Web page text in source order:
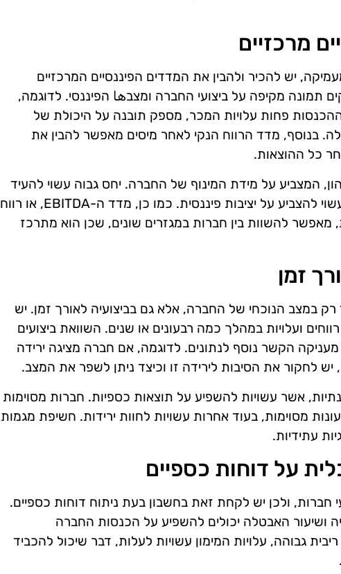
מרכזיים
יש להכיר ולהבין את המדדים הפיננסיים המרכזיים
תמונה מקיפה על ביצועי החברה ומצבها הפיננסי. לדוגמה,
פחות עלויות המכר, מספק תובנה על היכולת של
בנוסף, מדד הרווח הנקי לאחר מיסים מאפשר להבין את
כל ההוצאות.
המצביע על מידת המינוף של החברה. יחס גבוה עשוי להעיד
על סיכון גבוה, בעוד שיחס נמוך עשוי להצביע על יציבות פיננסית. כמו כן, מדד ה-EBITDA, או רווח
מאפשר להשוות בין חברות במגזרים שונים, שכן הוא מתרכז
זמן
רק במצב הנוכחי של החברה, אלא גם בביצועיה לאורך זמן. יש
ועלויות במהלך כמה רבעונים או שנים. השוואת ביצועים
הקשר נוסף לנתונים. לדוגמה, אם חברה מציגה ירידה
לחקור את הסיבות לירידה זו וכיצד ניתן לשפר את המצב.
אשר עשויות להשפיע על תוצאות כספיות. חברות מסוימות
מסוימות, בעוד אחרות עשויות לחוות ירידות. חשיפת מגמות
עתידיות.
על דוחות כספיים
חברות, ולכן יש לקחת זאת בחשבון בעת ניתוח דוחות כספיים.
ושיעור האבטלה יכולים להשפיע על הכנסות החברה
גבוהה, עלויות המימון עשויות לעלות, דבר שיכול להכביד